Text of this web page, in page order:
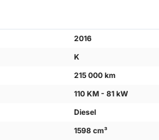
2016
K
215 000 km
110 KM - 81 kW
Diesel
1598 cm³